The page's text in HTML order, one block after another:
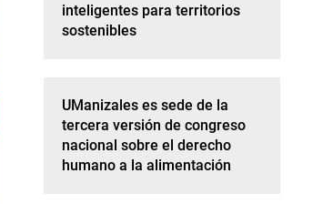
inteligentes para territorios
sostenibles
UManizales es sede de la
tercera versión de congreso
nacional sobre el derecho
humano a la alimentación